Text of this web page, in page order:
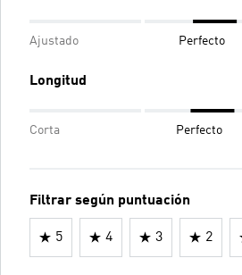
Ajustado Perfecto
Longitud
Corta Perfecto
Filtrar según puntuación
5 4 3 2